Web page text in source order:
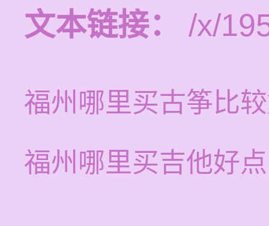
文本链接：
/x/
福州哪里买古筝比
福州哪里买吉他好